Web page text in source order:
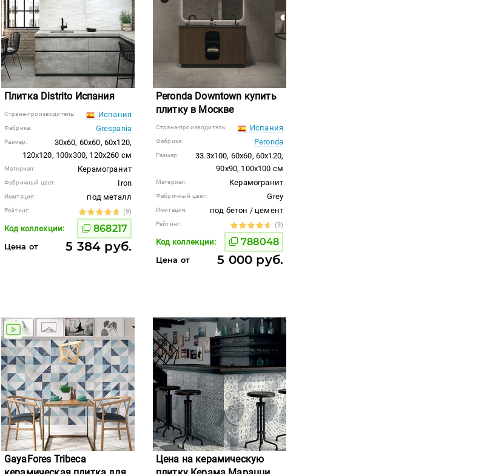
Плитка Distrito Испания
Страна-производитель: Испания
Фабрика: Grespania
Размер:
30x60, 60x60, 60x120,
120x120, 100x300, 120x260 см
Материал: Керамогранит
Фабричный цвет: Iron
Имитация: под металл
Рейтинг: (9)
Код коллекции: 868217
Цена от 5 384 руб.
Peronda Downtown купить
плитку в Москве
Страна-производитель: Испания
Фабрика: Peronda
Размер:
33.3x100, 60x60, 60x120,
90x90, 100x100 см
Материал: Керамогранит
Фабричный цвет: Grey
Имитация: под бетон / цемент
Рейтинг: (9)
Код коллекции: 788048
Цена от 5 000 руб.
GayaFores Tribeca
Цена на керамическую